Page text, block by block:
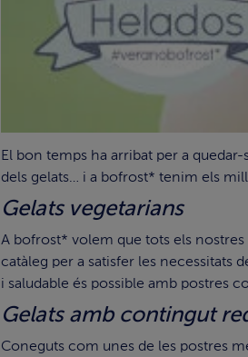
El bon temps ha arribat per a
dels gelats… i a bofrost* tenim els
Gelats vegetarians
A bofrost* volem que tots els nostres
catàleg per a satisfer les necessitats
i saludable és possible amb postres
Gelats amb contingut
Coneguts com unes de les postres